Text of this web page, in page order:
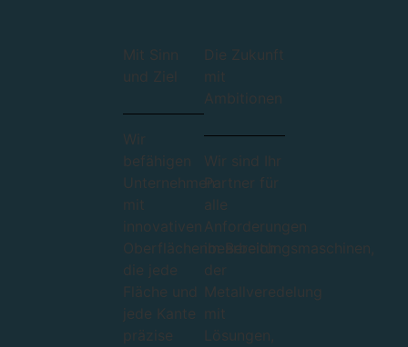
Mit Sinn
und Ziel
Wir
befähigen
Unternehmen
mit
innovativen
Oberflächenbearbeitungsmaschinen,
die jede
Fläche und
jede Kante
präzise
Die Zukunft
mit
Ambitionen
Wir sind Ihr
Partner für
alle
Anforderungen
im Bereich
der
Metallveredelung
mit
Lösungen,